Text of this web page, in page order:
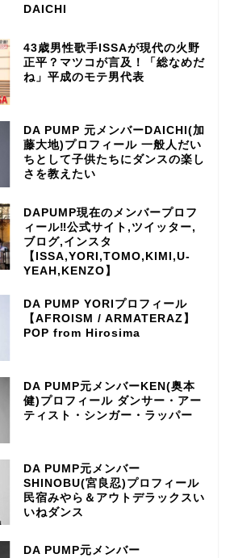
DAICHI
43歳男性歌手ISSAが現代の火野
正平？マツコが言及！「総なめだ
ね」平成のモテ男代表
DA PUMP 元メンバーDAICHI(加
藤大地)プロフィール 一般人だい
ちとして子供たちにダンスの楽し
さを教えたい
DAPUMP現在のメンバープロフ
ィール‼公式サイト,ツイッター,
ブログ,インスタ
【ISSA,YORI,TOMO,KIMI,U-
YEAH,KENZO】
DA PUMP YORIプロフィール
【AFROISM / ARMATERAZ】
POP from Hirosima
DA PUMP元メンバーKEN(奥本
健)プロフィール ダンサー・アー
ティスト・シンガー・ラッパー
DA PUMP元メンバー
SHINOBU(宮良忍)プロフィール
民宿みやら＆アウトデラックスい
いねダンス
DA PUMP元メンバー